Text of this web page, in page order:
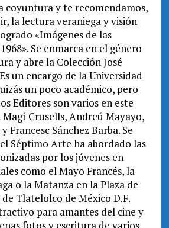
coyuntura y te recomendamos,
la lectura veraniega y visión
«Imágenes de las
Se enmarca en el género
y abre la Colección José
un encargo de la Universidad
un poco académico, pero
Editores son varios en este
Magí Crusells, Andreú Mayayo,
Francesc Sánchez Barba. Se
Séptimo Arte ha abordado las
por los jóvenes en
como el Mayo Francés, la
o la Matanza en la Plaza de
Tlatelolco de México D.F.
para amantes del cine y